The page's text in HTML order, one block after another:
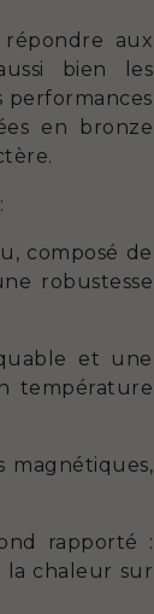
répondre aux
bien les
performances
en bronze
composé de
robustesse
et une
température
magnétiques,
rapporté :
la chaleur sur